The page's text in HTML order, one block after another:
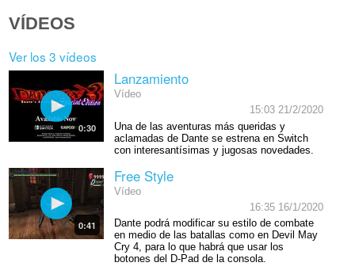
VÍDEOS
Ver los 3 vídeos
0:30
Lanzamiento
Vídeo
15:03 21/2/2020
Una de las aventuras más queridas y
aclamadas de Dante se estrena en Switch
con interesantísimas y jugosas novedades.
0:41
Free Style
Vídeo
16:35 16/1/2020
Dante podrá modificar su estilo de combate
en medio de las batallas como en Devil May
Cry 4, para lo que habrá que usar los
botones del D-Pad de la consola.